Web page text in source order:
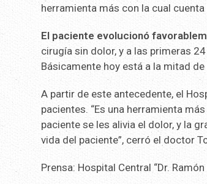
herramienta más con la cual
El paciente evolucionó
cirugía sin dolor, y a las primeras
Básicamente hoy está a la mitad
A partir de este antecedente, el
pacientes. “Es una herramienta
paciente se les alivia el dolor, y la
vida del paciente”, cerró el doctor
Prensa: Hospital Central “Dr. Ramón